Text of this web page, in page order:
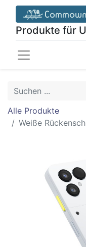
Produkte für
Alle Produkte
Weiße